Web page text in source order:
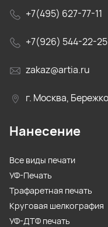
+7(495) 627-77-11
+7(926) 544-22-25
zakaz@artia.ru
г. Москва,
Нанесение
Все виды печати
УФ-Печать
Трафаретная печать
Круговая шелкография
УФ-ДТФ печать